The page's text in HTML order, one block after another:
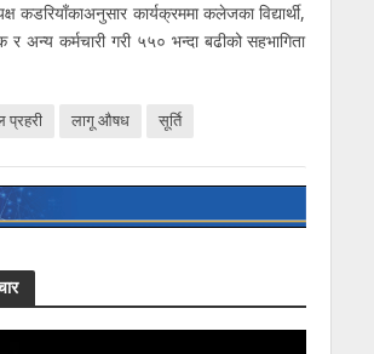
कडरियाँकाअनुसार कार्यक्रममा कलेजका विद्यार्थी,
र अन्य कर्मचारी गरी ५५० भन्दा बढीको सहभागिता
प्रहरी लागू औषध सूर्ति